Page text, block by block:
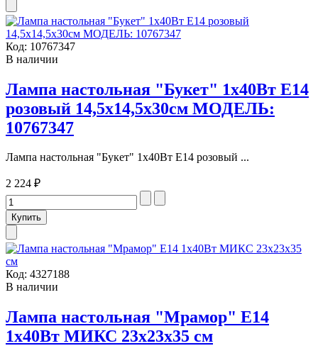
Код: 10767347
В наличии
Лампа настольная "Букет" 1х40Вт Е14
розовый 14,5х14,5х30см МОДЕЛЬ:
10767347
Лампа настольная "Букет" 1х40Вт Е14 розовый ...
2 224 ₽
Код: 4327188
В наличии
Лампа настольная "Мрамор" Е14
1х40Вт МИКС 23х23х35 см